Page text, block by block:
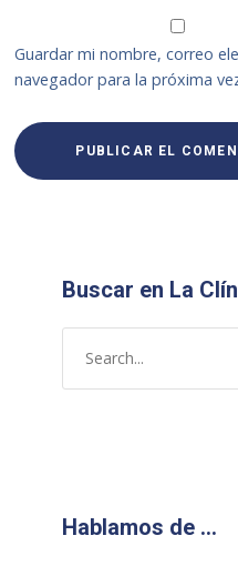
Guardar mi nombre, correo
navegador para la próxima
Buscar en La
Hablamos de …